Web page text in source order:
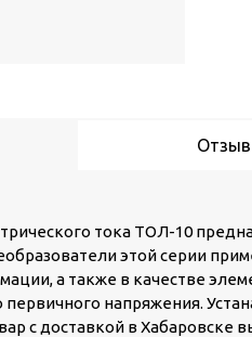
тока ТОЛ-10
этой серии
а также в качестве
напряжения.
с доставкой в